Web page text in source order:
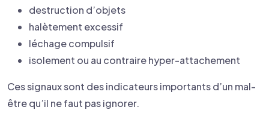
destruction d’objets
halètement excessif
léchage compulsif
isolement ou au contraire hyper-attachement
Ces signaux sont des indicateurs importants d’un mal-
être qu’il ne faut pas ignorer.